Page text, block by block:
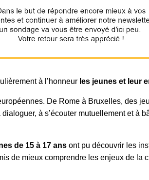
à l’honneur les jeunes et leur
De Rome à Bruxelles, des
à s’écouter mutuellement et à
de 15 à 17 ans ont pu découvrir les
de mieux comprendre les enjeux de la